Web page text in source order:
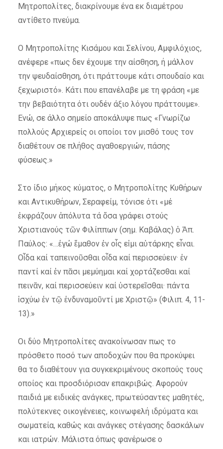
Μητροπολίτες, διακρίνουμε ένα εκ διαμέτρου
αντίθετο πνεύμα.
Ο Μητροπολίτης Κισάμου και Σελίνου, Αμφιλόχιος,
ανέφερε «πως δεν έχουμε την αίσθηση, ή μάλλον
την ψευδαίσθηση, ότι πράττουμε κάτι σπουδαίο και
ξεχωριστό». Κάτι που επανέλαβε με τη φράση «με
την βεβαιότητα ότι ουδέν άξιο λόγου πράττουμε».
Ενώ, σε άλλο σημείο αποκάλυψε πως «Γνωρίζω
πολλούς Αρχιερείς οι οποίοι τον μισθό τους τον
διαθέτουν σε πλήθος αγαθοεργιών, πάσης
φύσεως.»
Στο ίδιο μήκος κύματος, ο Μητροπολίτης Κυθήρων
και Αντικυθήρων, Σεραφείμ, τόνισε ότι «μέ
ἐκφράζουν ἀπόλυτα τά ὅσα γράφει στούς
Χριστιανούς τῶν Φιλίππων (σημ. Καβάλας) ὁ Ἀπ.
Παύλος: «…ἐγώ ἔμαθον ἐν οἷς εἰμι αὐτάρκης εἶναι.
Οἶδα καί ταπεινοῦσθαι οἶδα καί περισσεύειν· ἐν
παντί καί ἐν πᾶσι μεμύημαι καί χορτάζεσθαι καί
πεινᾶν, καί περισσεύειν καί ὑστερεῖσθαι· πάντα
ἰσχύω ἐν τῷ ἐνδυναμοῦντί με Χριστῷ» (Φιλιπ. 4, 11-
13).»
Οι δύο Μητροπολίτες ανακοίνωσαν πως το
πρόσθετο ποσό των αποδοχών που θα προκύψει
θα το διαθέτουν για συγκεκριμένους σκοπούς τους
οποίος και προσδιόρισαν επακριβώς. Αφορούν
παιδιά με ειδικές ανάγκες, πρωτεύσαντες μαθητές,
πολύτεκνες οικογένειες, κοινωφελή ιδρύματα και
σωματεία, καθώς και ανάγκες στέγασης δασκάλων
και ιατρών. Μάλιστα όπως φανέρωσε ο